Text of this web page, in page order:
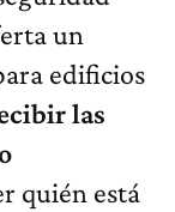
un
edificios
las
quién está